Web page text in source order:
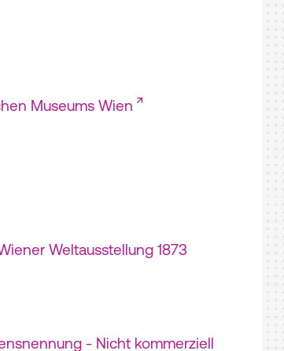
Museums Wien
Weltausstellung 1873
- Nicht kommerziell